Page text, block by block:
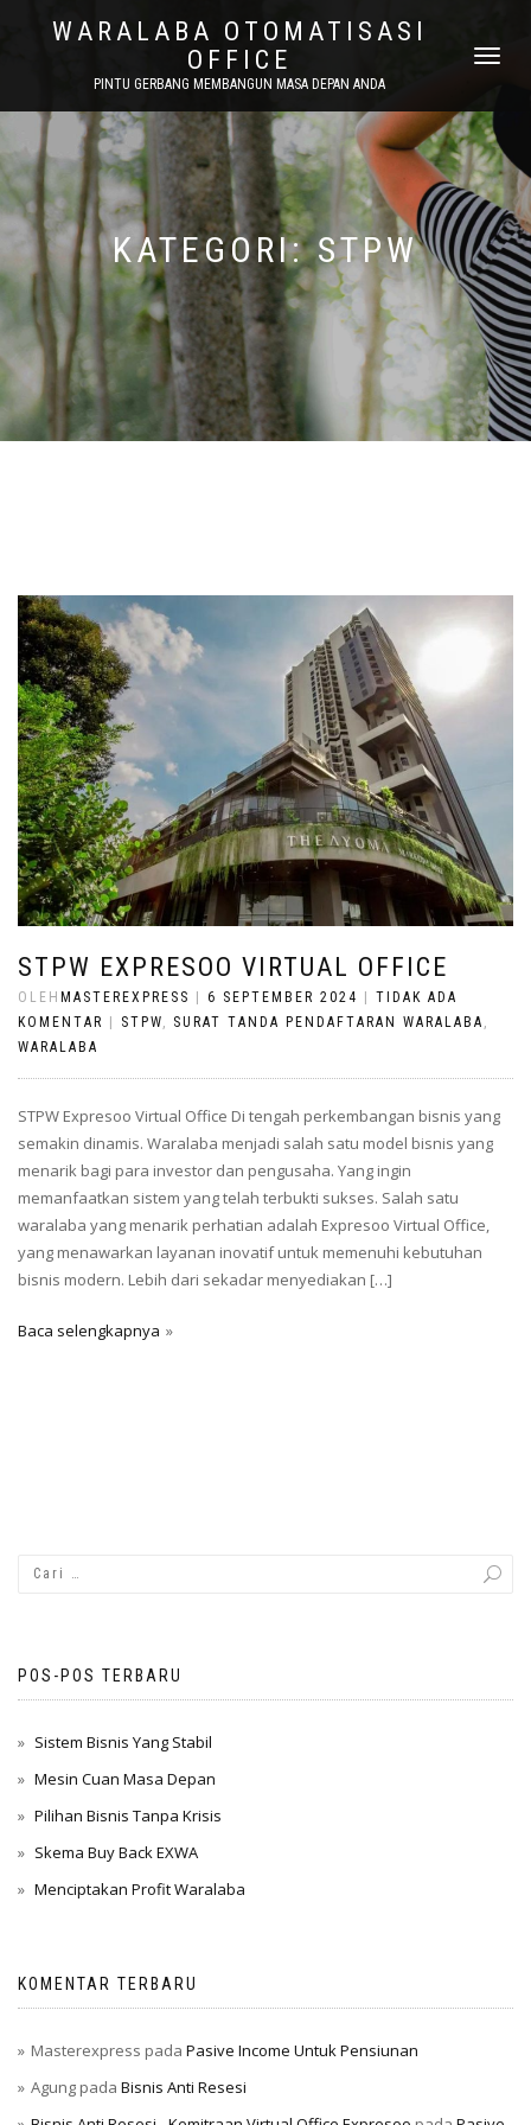
WARALABA OTOMATISASI
OFFICE
PINTU GERBANG MEMBANGUN MASA DEPAN ANDA
NAVIGASI
KATEGORI:STPW
STPW EXPRESOO VIRTUAL OFFICE
OLEH MASTEREXPRESS | 6 SEPTEMBER 2024 | TIDAK ADA
KOMENTAR | STPW SURAT TANDA PENDAFTARAN WARALABA
WARALABA
STPW Expresoo Virtual Office Di tengah perkembangan bisnis yang
semakin dinamis. Waralaba menjadi salah satu model bisnis yang
menarik bagi para investor dan pengusaha. Yang ingin
memanfaatkan sistem yang telah terbukti sukses. Salah satu
waralaba yang menarik perhatian adalah Expresoo Virtual Office,
yang menawarkan layanan inovatif untuk memenuhi kebutuhan
bisnis modern. Lebih dari sekadar menyediakan […]
Baca selengkapnya
POS-POS TERBARU
Sistem Bisnis Yang Stabil
Mesin Cuan Masa Depan
Pilihan Bisnis Tanpa Krisis
Skema Buy Back EXWA
Menciptakan Profit Waralaba
KOMENTAR TERBARU
Masterexpress pada Pasive Income Untuk Pensiunan
Agung pada Bisnis Anti Resesi